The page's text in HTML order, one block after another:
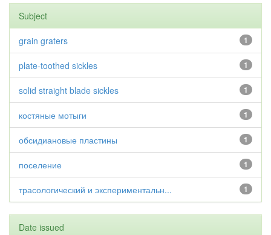
Subject
1
grain graters
1
plate-toothed sickles
1
solid straight blade sickles
1
костяные мотыги
1
обсидиановые пластины
1
поселение
1
трасологический и экспериментальн...
Date issued